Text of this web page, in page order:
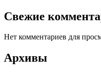
Свежие
Нет комментариев для
Архивы